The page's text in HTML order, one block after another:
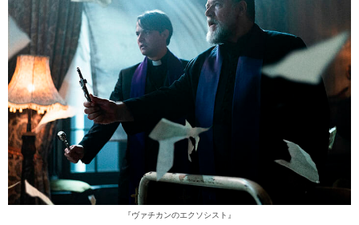
『ヴァチカンのエクソシスト』